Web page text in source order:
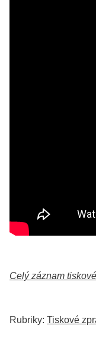
Celý záznam
Rubriky: Tiskové